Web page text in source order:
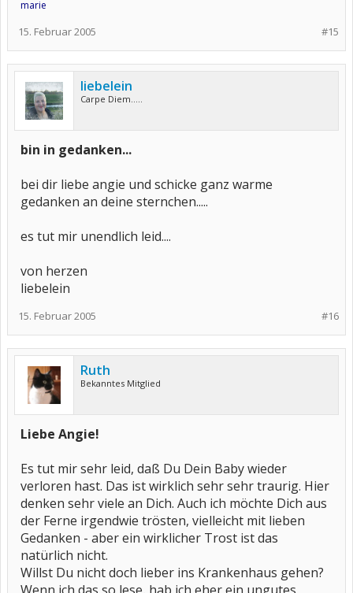
marie
#15
15. Februar 2005
liebelein
Carpe Diem.....
bin in gedanken...
bei dir liebe angie und schicke ganz warme
gedanken an deine sternchen.....
es tut mir unendlich leid....
von herzen
liebelein
#16
15. Februar 2005
Ruth
Bekanntes Mitglied
Liebe Angie!
Es tut mir sehr leid, daß Du Dein Baby wieder
verloren hast. Das ist wirklich sehr sehr traurig. Hier
denken sehr viele an Dich. Auch ich möchte Dich aus
der Ferne irgendwie trösten, vielleicht mit lieben
Gedanken - aber ein wirklicher Trost ist das
natürlich nicht.
Willst Du nicht doch lieber ins Krankenhaus gehen?